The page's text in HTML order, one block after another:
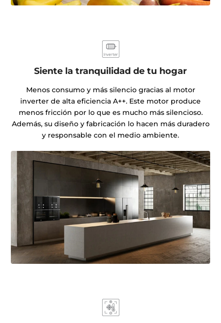
Siente la tranquilidad de tu hogar
Menos consumo y más silencio gracias al motor
inverter de alta eficiencia A++. Este motor produce
menos fricción por lo que es mucho más silencioso.
Además, su diseño y fabricación lo hacen más duradero
y responsable con el medio ambiente.